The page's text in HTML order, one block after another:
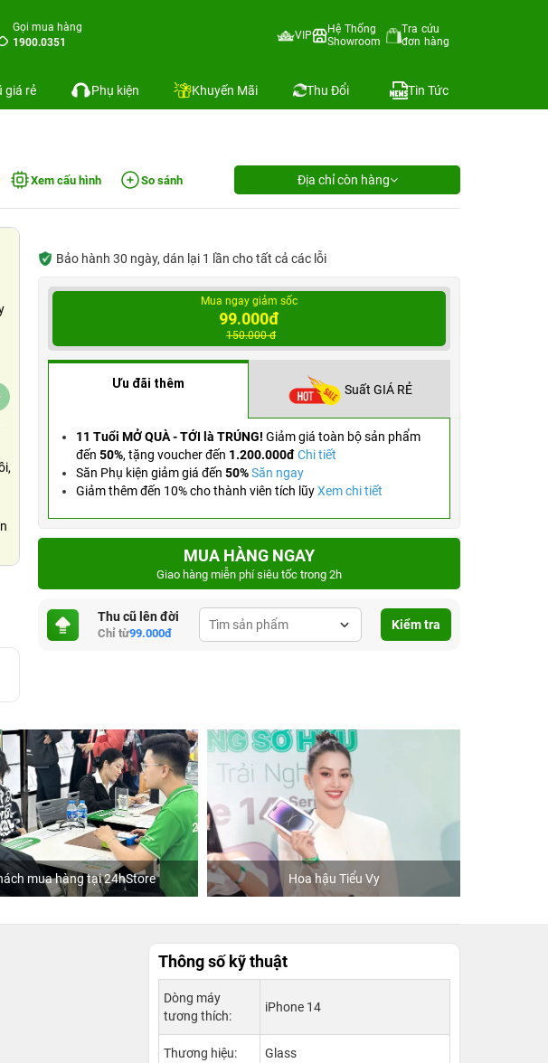
Gọi mua hàng
1900.0351
VIP
Hệ Thống
Showroom
Tra cứu
đơn hàng
giá rẻ Phụ kiện Khuyến Mãi Thu Đổi Tin Tức
Xem cấu hình So sánh Địa chỉ còn hàng
Bảo hành 30 ngày, dán lại 1 lần cho tất cả các lỗi
Mua ngay giảm sốc
99.000đ
150.000 đ
Ưu đãi thêm Suất GIÁ RẺ
11 Tuổi MỞ QUÀ - TỚI là TRÚNG! Giảm giá toàn bộ sản phẩm
đến 50%, tặng voucher đến 1.200.000đ Chi tiết
Săn Phụ kiện giảm giá đến 50% Săn ngay
Giảm thêm đến 10% cho thành viên tích lũyXem chi tiết
MUA HÀNG NGAY
Giao hàng miễn phí siêu tốc trong 2h
Thu cũ lên đời
Chỉ từ99.000đ
Kiểm tra
Hoa hậu Tiểu Vy Khách mua hàng tại 24hStore
Thông số kỹ thuật
Dòng máy
tương thích:
iPhone 14
Thương hiệu: Glass